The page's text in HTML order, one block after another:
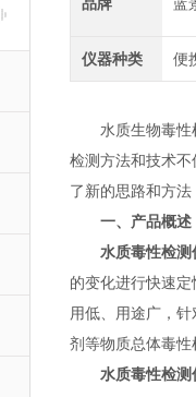
仪器种类 便
水质生物毒性检
检测方法和技术
了新的思路和方
一、产品概述
水质毒性检测
的变化进行快速
用低、用途广，
剂等物质总体毒性
水质毒性检测